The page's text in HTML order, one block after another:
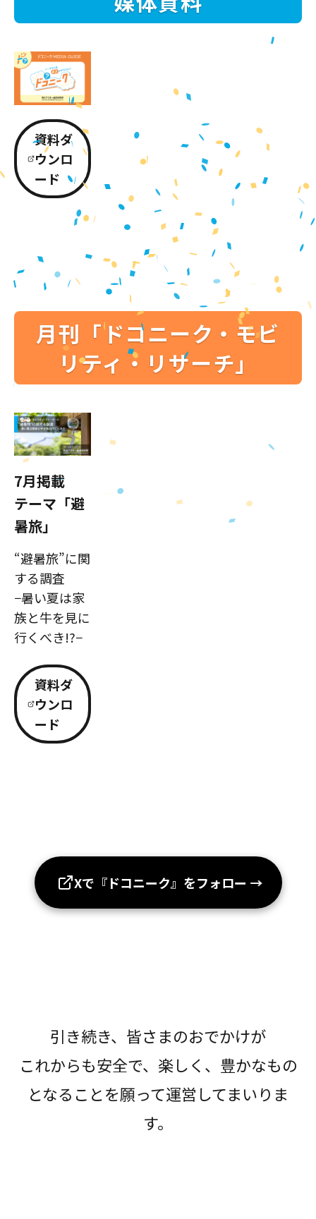
資料ダ
ウンロ
ード
月刊「ドコニーク・モビ
リティ・リサーチ」
7月掲載
テーマ「避
暑旅」
“避暑旅”に関
する調査
−暑い夏は家
族と牛を見に
行くべき!?−
資料ダ
ウンロ
ード
Xで『ドコニーク』をフォロー →
引き続き、皆さまのおでかけが
これからも安全で、楽しく、豊かなもの
となることを願って運営してまいりま
す。